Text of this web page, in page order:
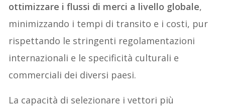
ottimizzare i flussi di merci a livello globale,
minimizzando i tempi di transito e i costi, pur
rispettando le stringenti regolamentazioni
internazionali e le specificità culturali e
commerciali dei diversi paesi.
La capacità di selezionare i vettori più